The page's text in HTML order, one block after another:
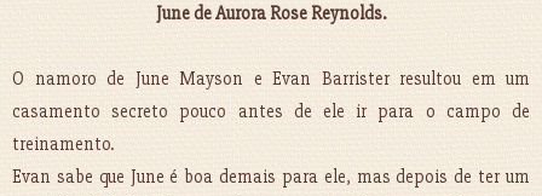
June de Aurora Rose Reynolds.
O namoro de June Mayson e Evan Barrister resultou em um
casamento secreto pouco antes de ele ir para o campo de
treinamento.
Evan sabe que June é boa demais para ele, mas depois de ter um